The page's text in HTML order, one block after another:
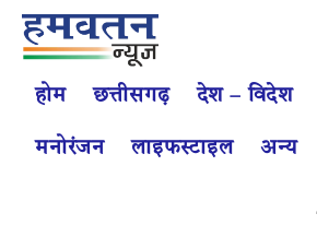
होम छत्तीसगढ़ देश – विदेश
मनोरंजन लाइफस्टाइल अन्य